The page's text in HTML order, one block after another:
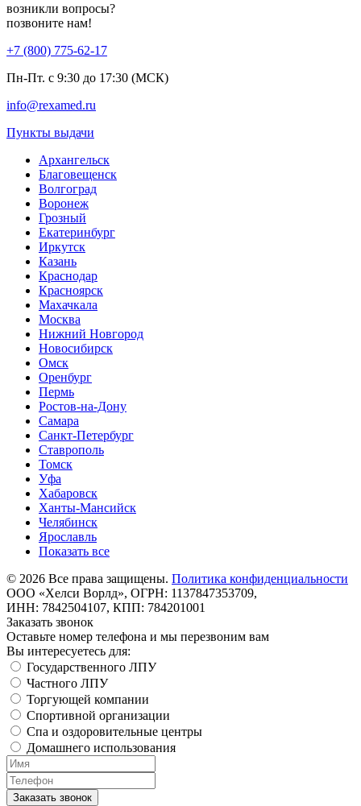
возникли вопросы?
позвоните нам!
+7 (800) 775-62-17
Пн-Пт. с 9:30 до 17:30 (МСК)
info@rexamed.ru
Пункты выдачи
Архангельск
Благовещенск
Волгоград
Воронеж
Грозный
Екатеринбург
Иркутск
Казань
Краснодар
Красноярск
Махачкала
Москва
Нижний Новгород
Новосибирск
Омск
Оренбург
Пермь
Ростов-на-Дону
Самара
Санкт-Петербург
Ставрополь
Томск
Уфа
Хабаровск
Ханты-Мансийск
Челябинск
Ярославль
Показать все
© 2026 Все права защищены. Политика конфиденциальности
ООО «Хелси Ворлд», ОГРН: 1137847353709,
ИНН: 7842504107, КПП: 784201001
Заказать звонок
Оставьте номер телефона и мы перезвоним вам
Вы интересуетесь для:
Государственного ЛПУ
Частного ЛПУ
Торгующей компании
Спортивной организации
Спа и оздоровительные центры
Домашнего использования
Заказать звонок